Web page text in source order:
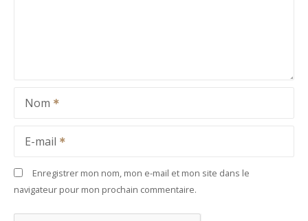
Nom
E-mail
Enregistrer mon nom, mon e-mail et mon site dans le
navigateur pour mon prochain commentaire.